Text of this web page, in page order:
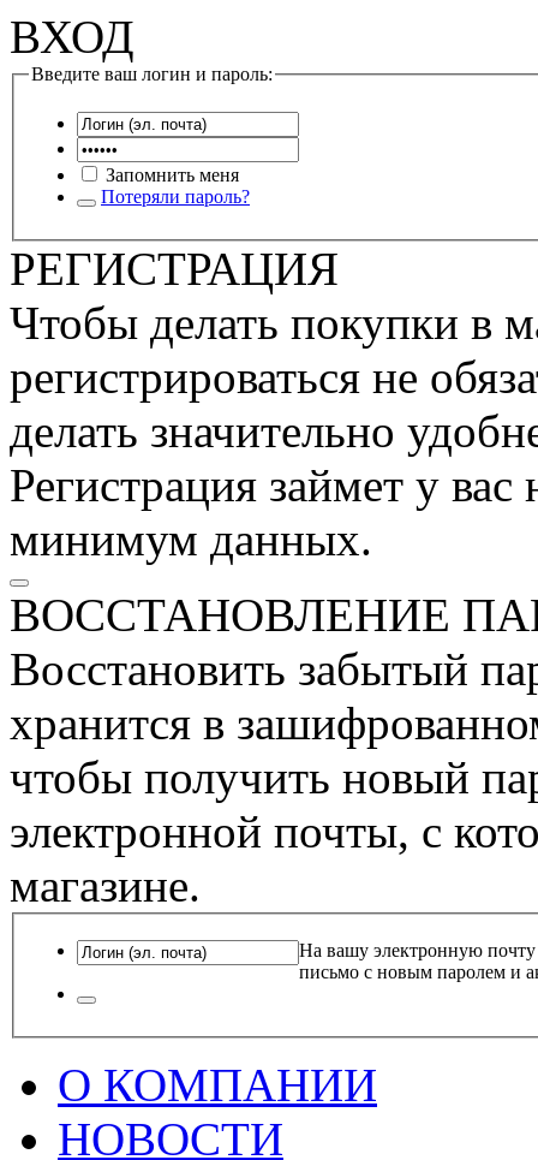
ВХОД
Введите ваш логин и пароль:
Запомнить меня
Потеряли пароль?
РЕГИСТРАЦИЯ
Чтобы делать покупки в
регистрироваться не
делать значительно
Регистрация займет у
минимум данных.
ВОССТАНОВЛЕНИЕ
Восстановить забытый
хранится в
чтобы получить новый
электронной почты, с
магазине.
На вашу электронную почту
письмо с новым паролем и
О КОМПАНИИ
НОВОСТИ